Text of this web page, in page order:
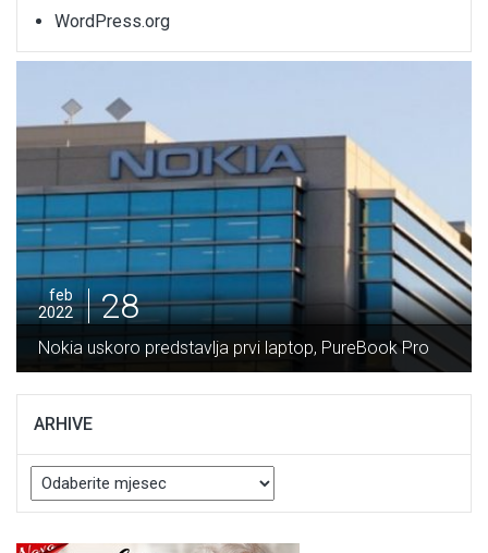
WordPress.org
feb
2022
28
Nokia uskoro predstavlja prvi laptop, PureBook Pro
ARHIVE
Arhive